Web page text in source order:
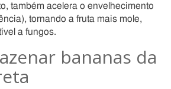
também acelera o envelhecimento
tornando a fruta mais mole,
a fungos.
bananas da